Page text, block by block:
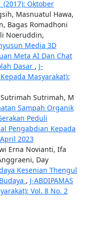
(2017): Oktober
Masnuatul Hawa,
Bagas Romadhoni
Noeruddin,
Media 3D
Meta AI Dan Chat
Dasar , J-
Masyarakat):
Sutrimah, M
Sampah Organik
Peduli
Pengabdian Kepada
2023
Erna Novianti, Ifa
Day
Kesenian Thengul
, J-ABDIPAMAS
Vol. 8 No. 2